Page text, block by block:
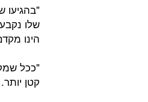
שלו
הינו
"ככל
קטן יותר.